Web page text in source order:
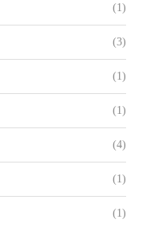
(1)
(3)
(1)
(1)
(4)
(1)
(1)